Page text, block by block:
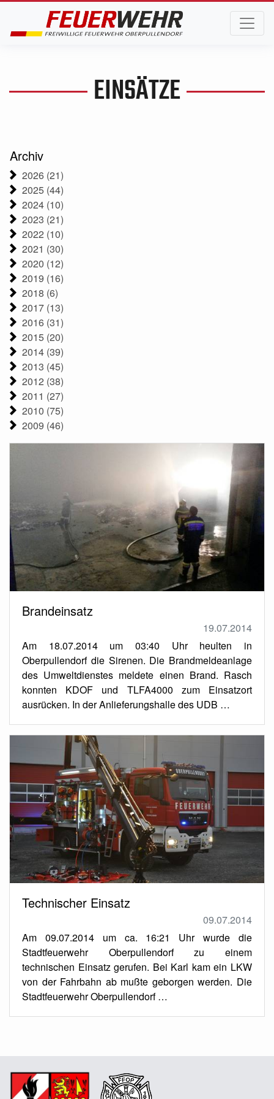
EINSÄTZE
Brandeinsatz
19.07.2014
Am 18.07.2014 um 03:40 Uhr heulten in
Oberpullendorf die Sirenen. Die Brandmeldeanlage
des Umweltdienstes meldete einen Brand. Rasch
konnten KDOF und TLFA4000 zum Einsatzort
ausrücken. In der Anlieferungshalle des UDB …
Technischer Einsatz
09.07.2014
Am 09.07.2014 um ca. 16:21 Uhr wurde die
Stadtfeuerwehr Oberpullendorf zu einem
technischen Einsatz gerufen. Bei Karl kam ein LKW
von der Fahrbahn ab mußte geborgen werden. Die
Stadtfeuerwehr Oberpullendorf …
Archiv
2026 (21)
2025 (44)
2024 (10)
2023 (21)
2022 (10)
2021 (30)
2020 (12)
2019 (16)
2018 (6)
2017 (13)
2016 (31)
2015 (20)
2014 (39)
2013 (45)
2012 (38)
2011 (27)
2010 (75)
2009 (46)